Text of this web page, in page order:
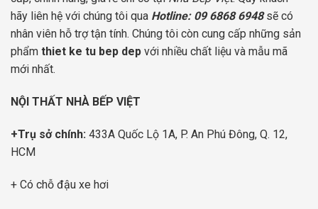
hãy liên hệ với chúng tôi qua Hotline: 09 6868 6948sẽ có
nhân viên hỗ trợ tận tính. Chúng tôi còn cung cấp những sản
phẩm thiet ke tu bep dep với nhiều chất liệu và mẫu mã
mới nhất.
NỘI THẤT NHÀ BẾP VIỆT
+Trụ sở chính: 433A Quốc Lộ 1A, P. An Phú Đông, Q. 12,
HCM
+ Có chỗ đậu xe hơi